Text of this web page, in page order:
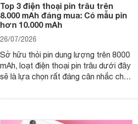
Top 3 điện thoại pin trâu trên
8.000 mAh đáng mua: Có mẫu pin
hơn 10.000 mAh
26/07/2026
Sở hữu thỏi pin dung lượng trên 8000
mAh, loạt điện thoại pin trâu dưới đây
sẽ là lựa chọn rất đáng cân nhắc cho